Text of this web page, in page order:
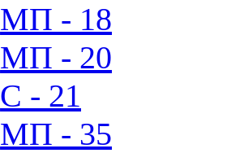
МП - 18
МП - 20
C - 21
МП - 35